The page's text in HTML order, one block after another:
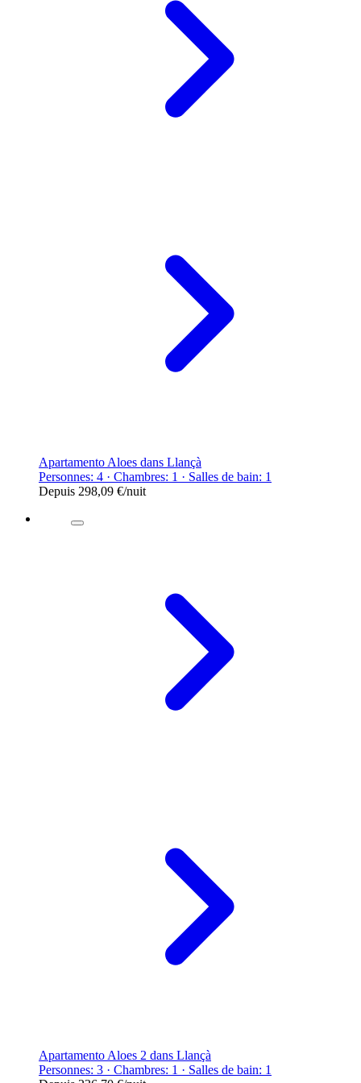
Apartamento Aloes dans Llançà
Personnes: 4 · Chambres: 1 · Salles de bain: 1
Depuis 298,09 €/nuit
Apartamento Aloes 2 dans Llançà
Personnes: 3 · Chambres: 1 · Salles de bain: 1